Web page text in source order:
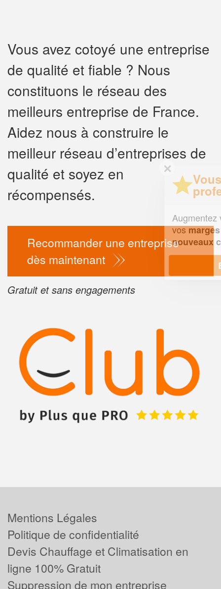
Vous avez cotoyé une entreprise
de qualité et fiable ? Nous
constituons le réseau des
meilleurs entreprise de France.
Aidez nous à construire le
meilleur réseau d’entreprises de
qualité et soyez en
récompensés.
Recommander une entreprise
dès maintenant
Gratuit et sans engagements
✕
Vous êtes un
professionnel ?
chiffre
vosmargestout en gagnant de
nouveaux clients!
Mentions Légales
Politique de confidentialité
Devis Chauffage et Climatisation en
ligne 100% Gratuit
Suppression de mon entreprise